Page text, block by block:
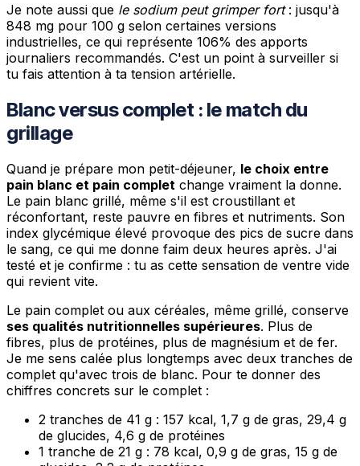
Je note aussi que le sodium peut grimper fort: jusqu'à
848 mg pour 100 g selon certaines versions
industrielles, ce qui représente 106% des apports
journaliers recommandés. C'est un point à surveiller si
tu fais attention à ta tension artérielle.
Blanc versus complet : le match du
grillage
Quand je prépare mon petit-déjeuner, le choix entre
pain blanc et pain complet change vraiment la donne.
Le pain blanc grillé, même s'il est croustillant et
réconfortant, reste pauvre en fibres et nutriments. Son
index glycémique élevé provoque des pics de sucre dans
le sang, ce qui me donne faim deux heures après. J'ai
testé et je confirme : tu as cette sensation de ventre vide
qui revient vite.
Le pain complet ou aux céréales, même grillé, conserve
ses qualités nutritionnelles supérieures. Plus de
fibres, plus de protéines, plus de magnésium et de fer.
Je me sens calée plus longtemps avec deux tranches de
complet qu'avec trois de blanc. Pour te donner des
chiffres concrets sur le complet :
2 tranches de 41 g : 157 kcal, 1,7 g de gras, 29,4 g
de glucides, 4,6 g de protéines
1 tranche de 21 g : 78 kcal, 0,9 g de gras, 15 g de